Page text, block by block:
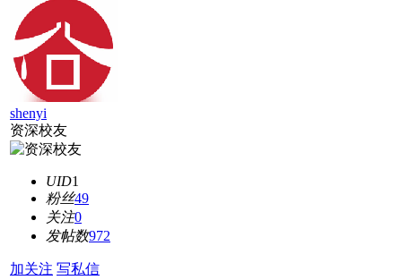
shenyi
资深校友
UID1
粉丝49
关注0
发帖数972
加关注 写私信